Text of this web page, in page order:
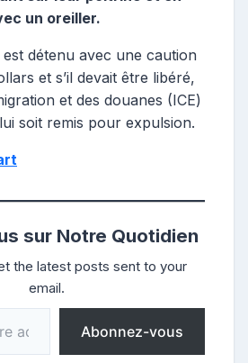
un oreiller.
est détenu avec une caution
et s’il devait être libéré,
et des douanes (ICE)
soit remis pour expulsion.
sur Notre Quotidien
the latest posts sent to your
email.
Abonnez-vous